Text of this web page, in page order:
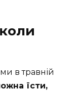
в травній
їсти,